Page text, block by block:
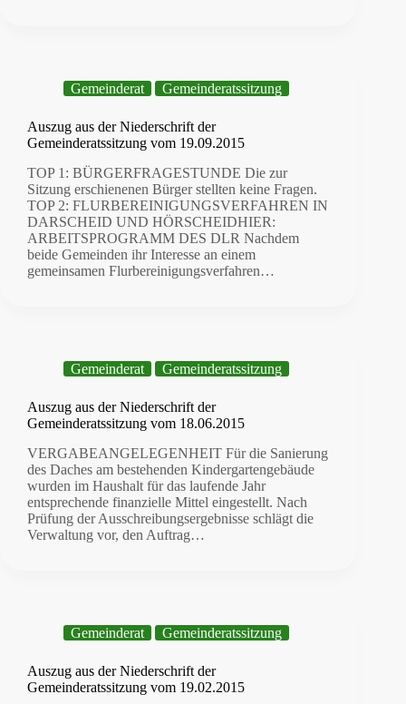
Gemeinderat Gemeinderatssitzung
Auszug aus der Niederschrift der
Gemeinderatssitzung vom 19.09.2015
TOP 1: BÜRGERFRAGESTUNDE Die zur
Sitzung erschienenen Bürger stellten keine Fragen.
TOP 2: FLURBEREINIGUNGSVERFAHREN IN
DARSCHEID UND HÖRSCHEIDHIER:
ARBEITSPROGRAMM DES DLR Nachdem
beide Gemeinden ihr Interesse an einem
gemeinsamen Flurbereinigungsverfahren…
Gemeinderat Gemeinderatssitzung
Auszug aus der Niederschrift der
Gemeinderatssitzung vom 18.06.2015
VERGABEANGELEGENHEIT Für die Sanierung
des Daches am bestehenden Kindergartengebäude
wurden im Haushalt für das laufende Jahr
entsprechende finanzielle Mittel eingestellt. Nach
Prüfung der Ausschreibungsergebnisse schlägt die
Verwaltung vor, den Auftrag…
Gemeinderat Gemeinderatssitzung
Auszug aus der Niederschrift der
Gemeinderatssitzung vom 19.02.2015